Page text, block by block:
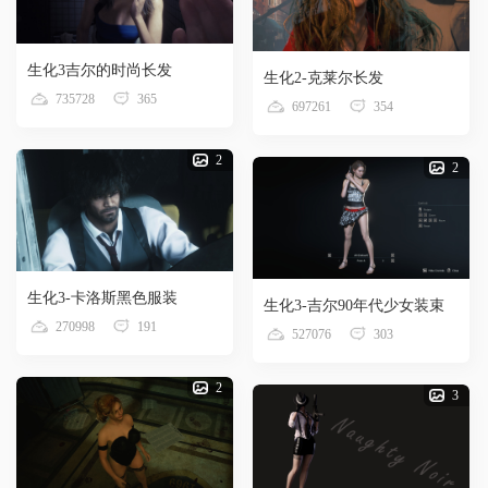
生化3吉尔的时尚长发
735728 365
2
生化3-卡洛斯黑色服装
270998 191
2
生化2-克莱尔长发
697261 354
2
生化3-吉尔90年代少女装束
527076 303
3